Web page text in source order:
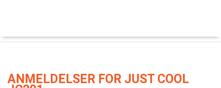
ANMELDELSER FOR JUST COOL